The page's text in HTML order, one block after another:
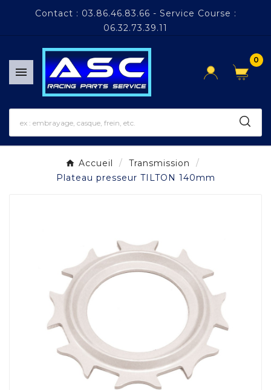
Contact : 03.86.46.83.66 - Service Course :
06.32.73.39.11

0
Accueil
Transmission
Plateau presseur TILTON 140mm